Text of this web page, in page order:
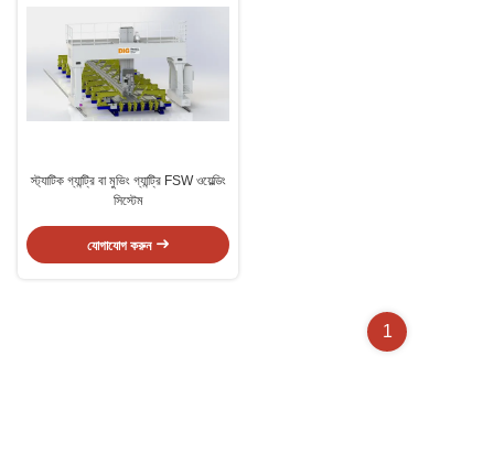
স্ট্যাটিক গ্যান্ট্রি বা মুভিং গ্যান্ট্রি FSW ওয়েল্ডিং
সিস্টেম
যোগাযোগ করুন
1